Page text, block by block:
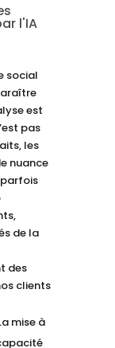
l'IA
social
est
pas
les
nuance
de la
des
clients
mise à